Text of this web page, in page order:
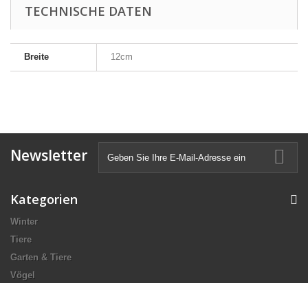
TECHNISCHE DATEN
Breite 12cm
Newsletter
Kategorien
Winter
Tiere
Garten & Tiere
Vögel